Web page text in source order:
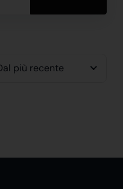
più recente